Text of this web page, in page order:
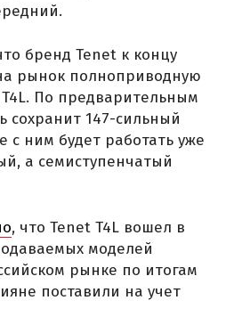
бренд Tenet к концу
рынок полноприводную
По предварительным
сохранит 147-сильный
с ним будет работать уже
а семиступенчатый
, что Tenet T4L вошел в
моделей
рынке по итогам
поставили на учет